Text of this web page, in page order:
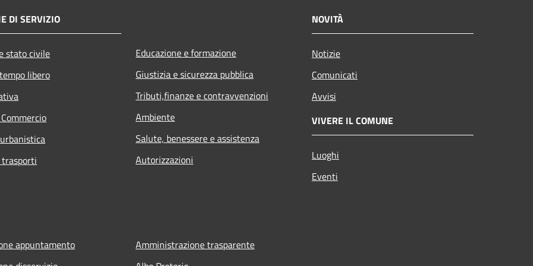
DI SERVIZIO
stato civile
libero
Educazione e formazione
Giustizia e sicurezza pubblica
Tributi,finanze e contravvenzioni
Ambiente
Salute, benessere e assistenza
Autorizzazioni
NOVITÀ
Notizie
Comunicati
Avvisi
VIVERE IL COMUNE
Luoghi
Eventi
appuntamento
Amministrazione trasparente